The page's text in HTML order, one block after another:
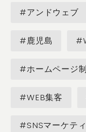
#アンドウェブ
#鹿児島
#ホームページ
#WEB集客
#SNSマーケテ